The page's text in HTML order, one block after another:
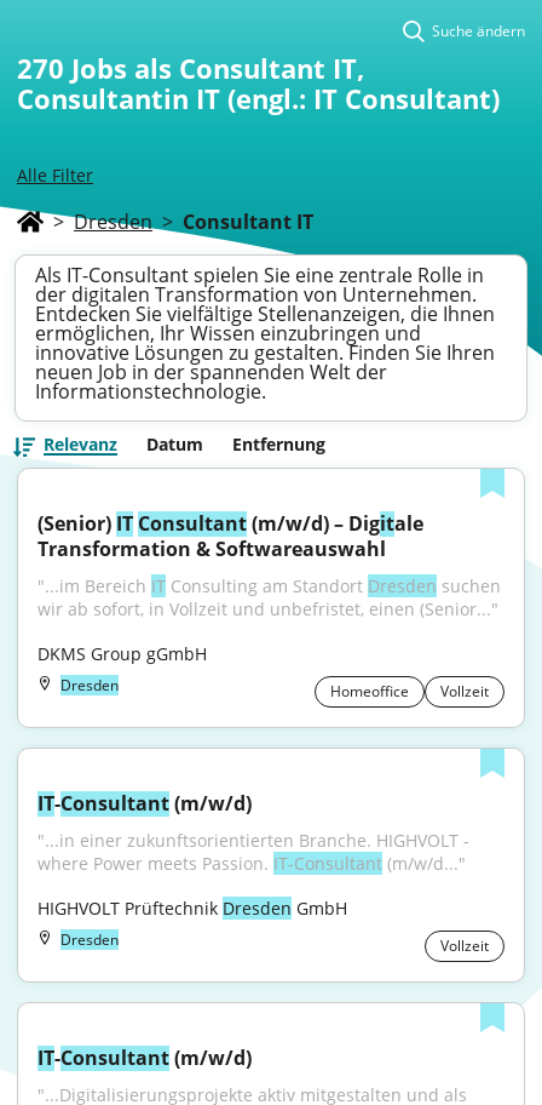
Alle Filter
Suche ändern
270 Jobs als Consultant IT,
Consultantin IT (engl.: IT Consultant)
> Dresden > Consultant IT
Als IT-Consultant spielen Sie eine zentrale Rolle in
der digitalen Transformation von Unternehmen.
Entdecken Sie vielfältige Stellenanzeigen, die Ihnen
ermöglichen, Ihr Wissen einzubringen und
innovative Lösungen zu gestalten. Finden Sie Ihren
neuen Job in der spannenden Welt der
Informationstechnologie.
Relevanz Datum Entfernung
(Senior) IT Consultant (m/w/d) – Digitale
Transformation & Softwareauswahl
"...im Bereich IT Consulting am Standort Dresden suchen
wir ab sofort, in Vollzeit und unbefristet, einen (Senior..."
DKMS Group gGmbH
Dresden Homeoffice Vollzeit
IT-Consultant (m/w/d)
"...in einer zukunftsorientierten Branche. HIGHVOLT -
where Power meets Passion. IT-Consultant (m/w/d..."
HIGHVOLT Prüftechnik Dresden GmbH
Dresden Vollzeit
IT-Consultant (m/w/d)
"...Digitalisierungsprojekte aktiv mitgestalten und als